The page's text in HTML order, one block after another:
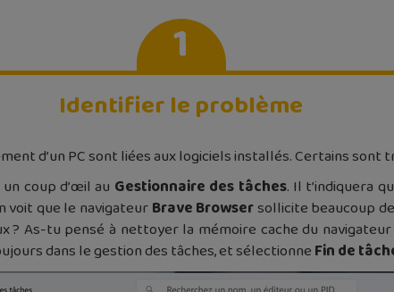
1
Identifier le problème
d’un PC sont liées aux logiciels installés. Certains sont
coup d’œil au Gestionnaire des tâches. Il t’indiquera
voit que le navigateurBrave Browsersollicite beaucoup
As-tu pensé à nettoyer la mémoire cache du
dans le gestion des tâches, et sélectionneFin de